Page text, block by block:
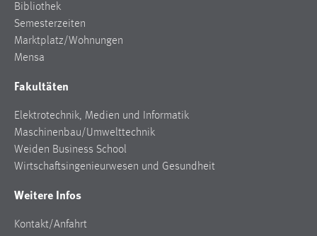
Bibliothek
Semesterzeiten
Marktplatz/Wohnungen
Mensa
Fakultäten
Elektrotechnik, Medien und Informatik
Maschinenbau/Umwelttechnik
Weiden Business School
Wirtschaftsingenieurwesen und Gesundheit
Weitere Infos
Kontakt/Anfahrt
Facebook Pixel
Name:
Anbieter:
Zweck:
Conversion-Tracking
Cookie Laufzeit: